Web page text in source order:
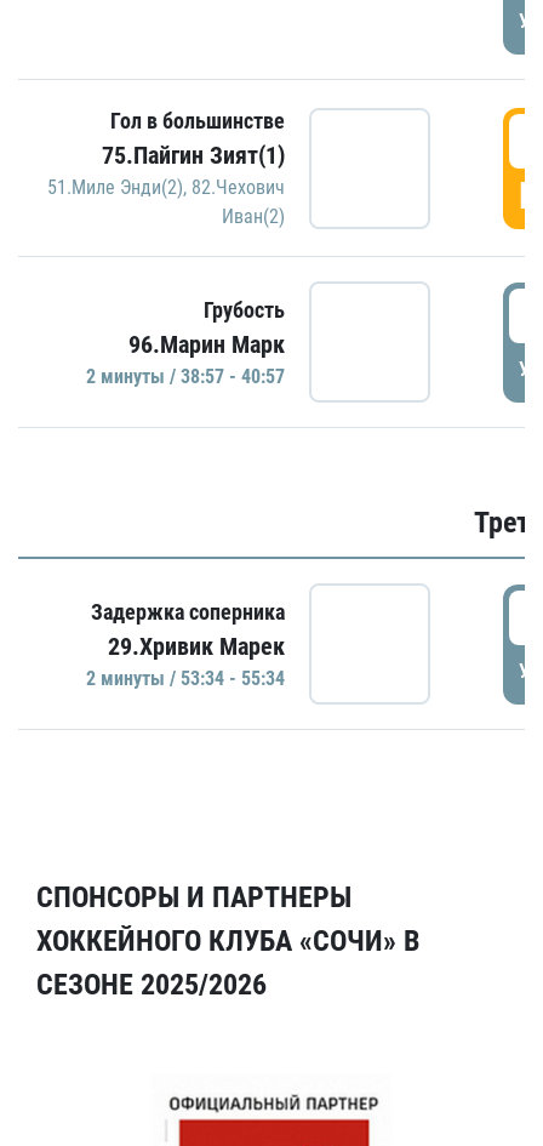
Гол в большинстве
75.Пайгин Зият(1)
51.Миле Энди(2), 82.Чехович
Иван(2)
Грубость
96.Марин Марк
2 минуты / 38:57 - 40:57
Задержка соперника
29.Хривик Марек
2 минуты / 53:34 - 55:34
СПОНСОРЫ И ПАРТНЕРЫ
ХОККЕЙНОГО КЛУБА «СОЧИ» В
СЕЗОНЕ 2025/2026